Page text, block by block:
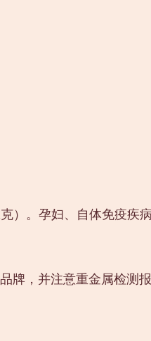
）。孕妇、自体免疫疾
牌，并注意重金属检测报